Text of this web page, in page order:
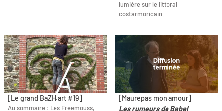
lumière sur le littoral
costarmoricain.
[Le grand BaZH.art #19]
Au sommaire : Les Freemouss,
[Maurepas mon amour]
Les rumeurs de Babel